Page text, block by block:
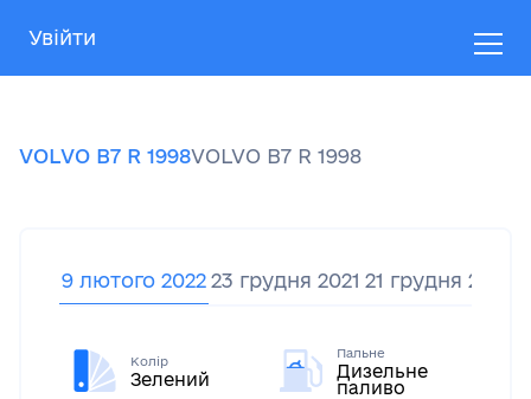
Увійти
VOLVO B7 R 1998VOLVO B7 R 1998
9 лютого 2022 23 грудня 2021 21 грудня 2021
Колір
Зелений
Пальне
Дизельне
паливо